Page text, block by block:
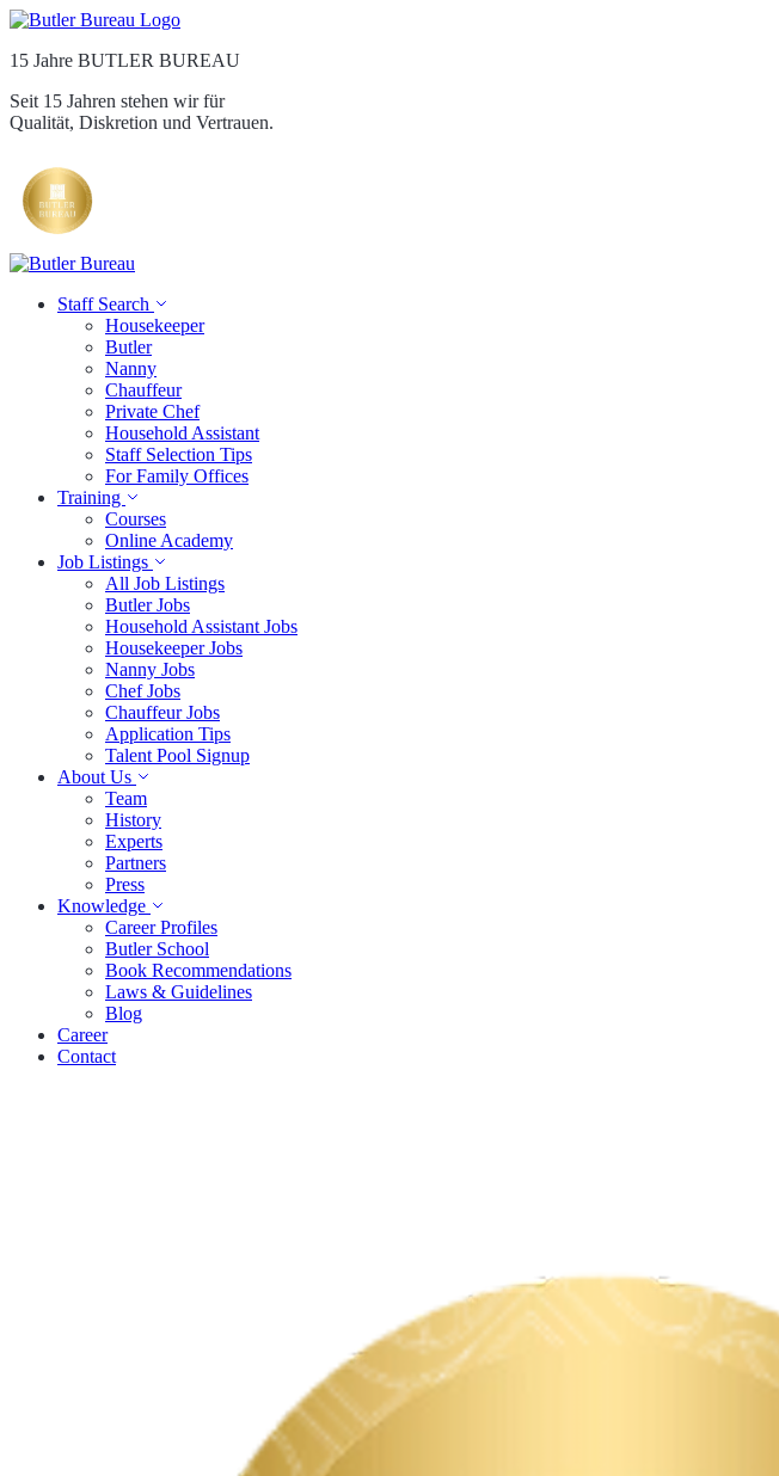
15 Jahre BUTLER BUREAU
Seit 15 Jahren stehen wir für
Qualität, Diskretion und Vertrauen.
Staff Search
Housekeeper
Butler
Nanny
Chauffeur
Private Chef
Household Assistant
Staff Selection Tips
For Family Offices
Training
Courses
Online Academy
Job Listings
All Job Listings
Butler Jobs
Household Assistant Jobs
Housekeeper Jobs
Nanny Jobs
Chef Jobs
Chauffeur Jobs
Application Tips
Talent Pool Signup
About Us
Team
History
Experts
Partners
Press
Knowledge
Career Profiles
Butler School
Book Recommendations
Laws & Guidelines
Blog
Career
Contact